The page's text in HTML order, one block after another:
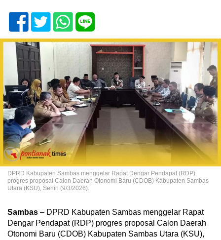
DPRD Kabupaten Sambas menggelar Rapat Dengar Pendapat (RDP)
progres proposal Calon Daerah Otonomi Baru (CDOB) Kabupaten Sambas
Utara (KSU), Senin (9/3/2026).
Sambas – DPRD Kabupaten Sambas menggelar Rapat
Dengar Pendapat (RDP) progres proposal Calon Daerah
Otonomi Baru (CDOB) Kabupaten Sambas Utara (KSU),